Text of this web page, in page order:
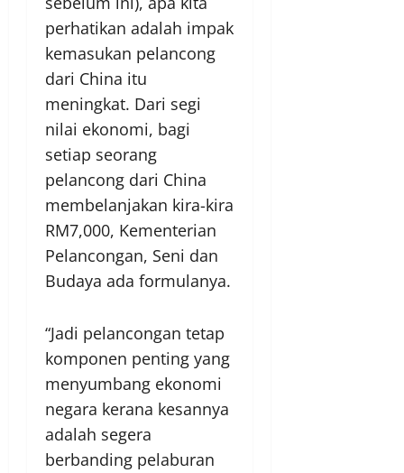
perhatikan adalah impak
kemasukan pelancong
dari China itu
meningkat. Dari segi
nilai ekonomi, bagi
setiap seorang
pelancong dari China
membelanjakan kira-kira
RM7,000, Kementerian
Pelancongan, Seni dan
Budaya ada formulanya.
“Jadi pelancongan tetap
komponen penting yang
menyumbang ekonomi
negara kerana kesannya
adalah segera
berbanding pelaburan